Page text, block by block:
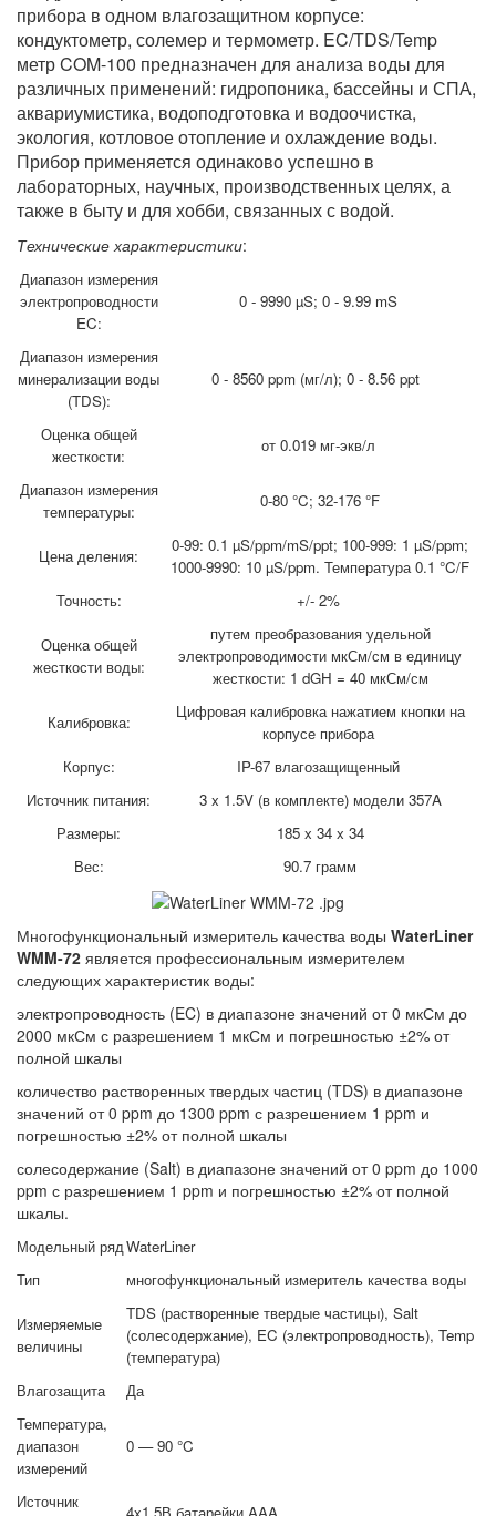
прибора в одном влагозащитном корпусе:
кондуктометр, солемер и термометр. EC/TDS/Temp
метр COM-100 предназначен для анализа воды для
различных применений: гидропоника, бассейны и СПА,
аквариумистика, водоподготовка и водоочистка,
экология, котловое отопление и охлаждение воды.
Прибор применяется одинаково успешно в
лабораторных, научных, производственных целях, а
также в быту и для хобби, связанных с водой.
Технические характеристики:
Диапазон измерения
электропроводности
EC:
0 - 9990 µS; 0 - 9.99 mS
Диапазон измерения
минерализации воды
(TDS):
0 - 8560 ppm (мг/л); 0 - 8.56 ppt
Оценка общей
жесткости:
от 0.019 мг-экв/л
Диапазон измерения
температуры:
0-80 °C; 32-176 °F
Цена деления:
0-99: 0.1 µS/ppm/mS/ppt; 100-999: 1 µS/ppm;
1000-9990: 10 µS/ppm. Температура 0.1 °C/F
Точность:
+/- 2%
Оценка общей
жесткости воды:
путем преобразования удельной
электропроводимости мкСм/см в единицу
жесткости: 1 dGH = 40 мкСм/см
Калибровка:
Цифровая калибровка нажатием кнопки на
корпусе прибора
Корпус:
IP-67 влагозащищенный
Источник питания:
3 x 1.5V (в комплекте) модели 357A
Размеры:
185 x 34 x 34
Вес:
90.7 грамм
Многофункциональный измеритель качества воды WaterLiner
WMM-72 является профессиональным измерителем
следующих характеристик воды:
электропроводность (EC) в диапазоне значений от 0 мкСм до
2000 мкСм с разрешением 1 мкСм и погрешностью ±2% от
полной шкалы
количество растворенных твердых частиц (TDS) в диапазоне
значений от 0 ppm до 1300 ppm с разрешением 1 ppm и
погрешностью ±2% от полной шкалы
солесодержание (Salt) в диапазоне значений от 0 ppm до 1000
ppm с разрешением 1 ppm и погрешностью ±2% от полной
шкалы.
Модельный рядWaterLiner
Тип
многофункциональный измеритель качества воды
Измеряемые
величины
TDS (растворенные твердые частицы), Salt
(солесодержание), EC (электропроводность), Temp
(температура)
Влагозащита
Да
Температура,
диапазон
измерений
0 — 90 °C
Источник
4x1,5В батарейки AAA